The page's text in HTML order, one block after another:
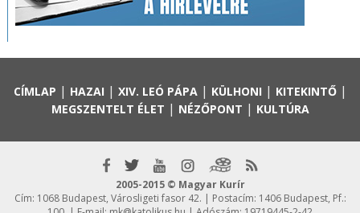
CÍMLAP | HAZAI | XIV. LEÓ PÁPA| KÜLHONI | KITEKINTŐ|
MEGSZENTELT ÉLET | NÉZŐPONT | KULTÚRA
2005-2015 © Magyar Kurír
Cím: 1068 Budapest, Városligeti fasor 42. | Postacím: 1406 Budapest, Pf.: